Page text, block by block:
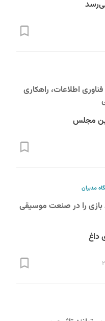
اطلاعات، راهکاری
مجلس
مدیران
را در صنعت موسیقی
داغ